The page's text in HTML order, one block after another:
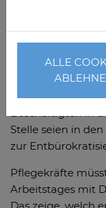
Ein echtes
Krankenhaus
Reform etwas
Beschäftigten in
Stelle seien in
zur
Pflegekräfte
Arbeitstages mit
ALLE